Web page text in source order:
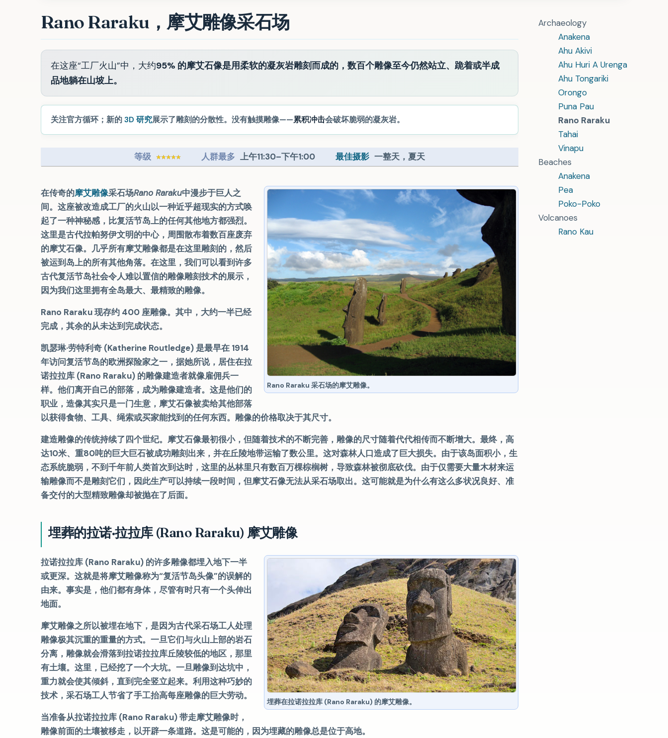
Archaeology
Anakena
Ahu Akivi
Ahu Huri A Urenga
Ahu Tongariki
Orongo
Puna Pau
Rano Raraku
Tahai
Vinapu
Beaches
Anakena
Pea
Poko-Poko
Volcanoes
Rano Kau
Rano Raraku，摩艾雕像采石场
在这座“工厂火山”中，大约95% 的摩艾石像是用柔软的凝灰岩雕刻而成的，数百个雕像至今仍然站立、跪着或半成
品地躺在山坡上。
关注官方循环；新的3D 研究展示了雕刻的分散性。没有触摸雕像——累积冲击会破坏脆弱的凝灰岩。
等级 人群最多 上午11:30–下午1:00 最佳摄影 一整天，夏天
Rano Raraku 采石场的摩艾雕像。
在传奇的摩艾雕像采石场Rano Raraku中漫步于巨人之
间。这座被改造成工厂的火山以一种近乎超现实的方式唤
起了一种神秘感，比复活节岛上的任何其他地方都强烈。
这里是古代拉帕努伊文明的中心，周围散布着数百座废弃
的摩艾石像。几乎所有摩艾雕像都是在这里雕刻的，然后
被运到岛上的所有其他角落。在这里，我们可以看到许多
古代复活节岛社会令人难以置信的雕像雕刻技术的展示，
因为我们这里拥有全岛最大、最精致的雕像。
Rano Raraku 现存约 400 座雕像。其中，大约一半已经
完成，其余的从未达到完成状态。
凯瑟琳·劳特利奇 (Katherine Routledge) 是最早在 1914
年访问复活节岛的欧洲探险家之一，据她所说，居住在拉
诺拉拉库 (Rano Raraku) 的雕像建造者就像雇佣兵一
样。他们离开自己的部落，成为雕像建造者。这是他们的
职业，造像其实只是一门生意，摩艾石像被卖给其他部落
以获得食物、工具、绳索或买家能找到的任何东西。雕像的价格取决于其尺寸。
建造雕像的传统持续了四个世纪。摩艾石像最初很小，但随着技术的不断完善，雕像的尺寸随着代代相传而不断增大。最终，高
达10米、重80吨的巨大巨石被成功雕刻出来，并在丘陵地带运输了数公里。这对森林人口造成了巨大损失。由于该岛面积小，生
态系统脆弱，不到千年前人类首次到达时，这里的丛林里只有数百万棵棕榈树，导致森林被彻底砍伐。由于仅需要大量木材来运
输雕像而不是雕刻它们，因此生产可以持续一段时间，但摩艾石像无法从采石场取出。这可能就是为什么有这么多状况良好、准
备交付的大型精致雕像却被抛在了后面。
埋葬的拉诺·拉拉库 (Rano Raraku) 摩艾雕像
埋葬在拉诺拉拉库 (Rano Raraku) 的摩艾雕像。
拉诺拉拉库 (Rano Raraku) 的许多雕像都埋入地下一半
或更深。这就是将摩艾雕像称为“复活节岛头像”的误解的
由来。事实是，他们都有身体，尽管有时只有一个头伸出
地面。
摩艾雕像之所以​​被埋在地下，是因为古代采石场工人处理
雕像极其沉重的重量的方式。一旦它们与火山上部的岩石
分离，雕像就会滑落到拉诺拉拉库丘陵较低的地区，那里
有土壤。这里，已经挖了一个大坑。一旦雕像到达坑中，
重力就会使其倾斜，直到完全竖立起来。利用这种巧妙的
技术，采石场工人节省了手工抬高每座雕像的巨大劳动。
当准备从拉诺拉拉库 (Rano Raraku) 带走摩艾雕像时，
雕像前面的土壤被移走，以开辟一条道路。这是可能的，因为埋藏的雕像总是位于高地。